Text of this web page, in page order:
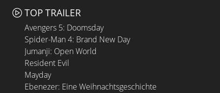
TOP TRAILER
Avengers 5: Doomsday
Spider-Man 4: Brand New Day
Jumanji: Open World
Resident Evil
Mayday
Ebenezer: Eine Weihnachtsgeschichte